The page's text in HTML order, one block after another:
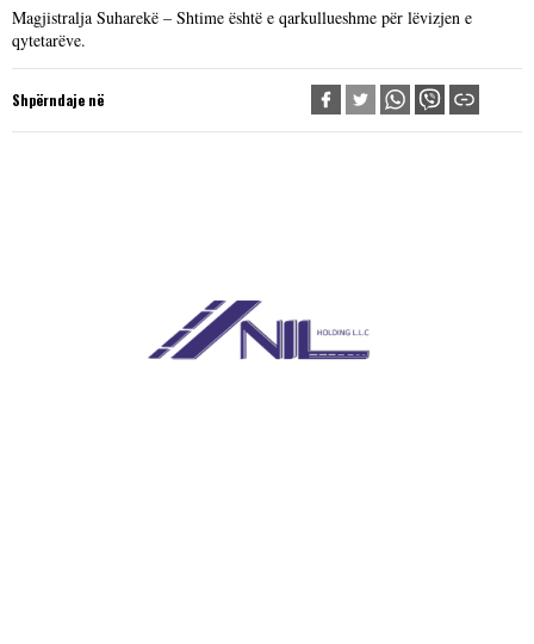
Magjistralja Suharekë – Shtime është e qarkullueshme për lëvizjen e
qytetarëve.
Shpërndaje në